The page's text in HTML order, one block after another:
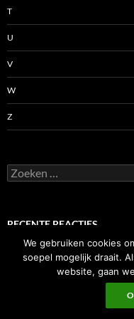
T
U
V
W
Z
Zoeken
naar:
RECENTE REACTIES
We gebruiken cookies
soepel mogelijk draait.
website, gaan